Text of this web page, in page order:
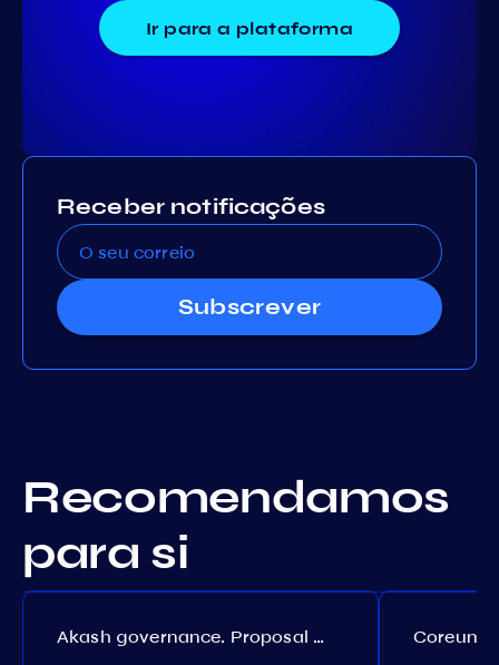
Ir para a plataforma
Receber notificações
Subscrever
Recomendamos
para si
Akash governance. Proposal №308